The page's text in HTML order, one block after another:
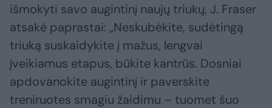
išmokyti savo augintinį naujų triukų, J. Fraser
atsakė paprastai: „Neskubėkite, sudėtingą
triuką suskaidykite į mažus, lengvai
įveikiamus etapus, būkite kantrūs. Dosniai
apdovanokite augintinį ir paverskite
treniruotes smagiu žaidimu – tuomet šuo